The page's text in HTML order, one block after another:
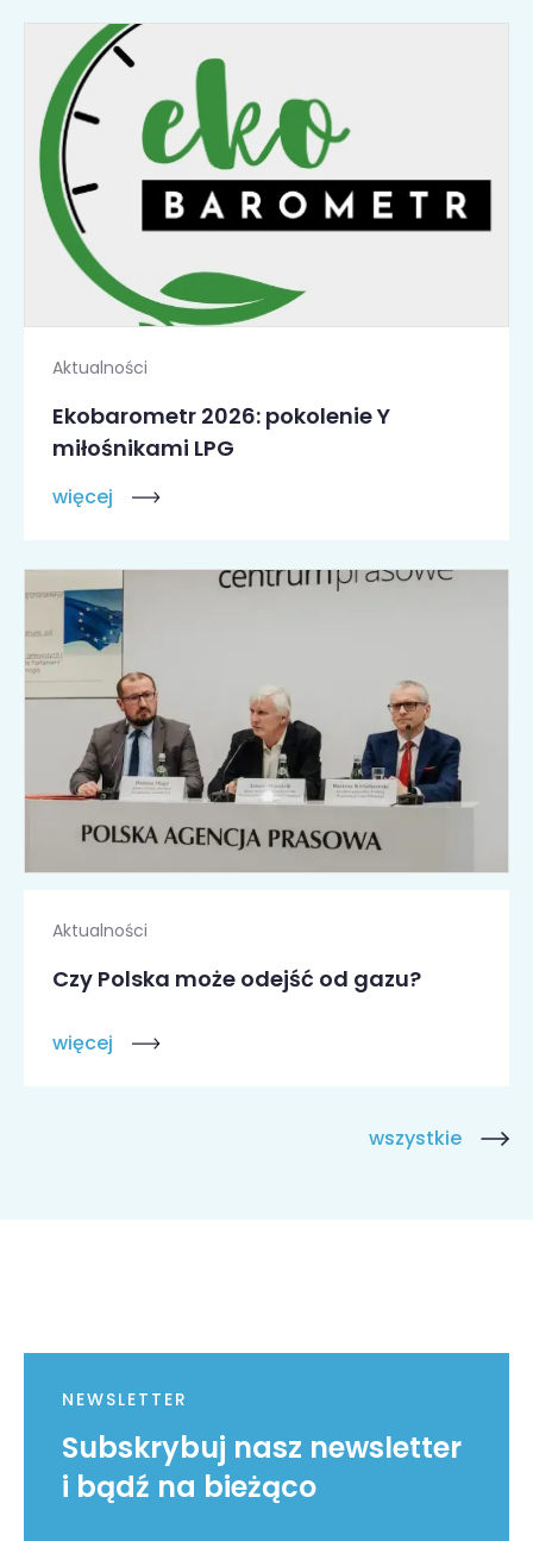
Aktualności
Ekobarometr 2026: pokolenie Y
miłośnikami LPG
więcej
Aktualności
Czy Polska może odejść od gazu?
więcej
wszystkie
NEWSLETTER
Subskrybuj nasz newsletter
i bądź na bieżąco